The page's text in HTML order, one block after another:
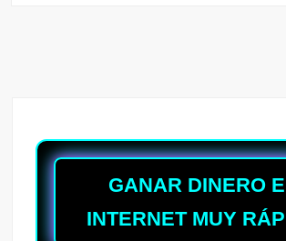
GANAR DINERO
INTERNET MUY